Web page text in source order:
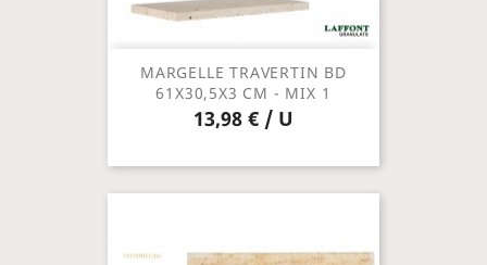
MARGELLE TRAVERTIN BD
61X30,5X3 CM - MIX 1
13,98 € / U